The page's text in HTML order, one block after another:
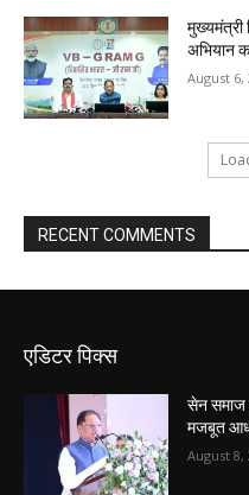
मुख्यमंत्री
अभियान
August 6,
RECENT COMMENTS
एडिटर पिक्स
सेन समाज
मजबूत
August 8,